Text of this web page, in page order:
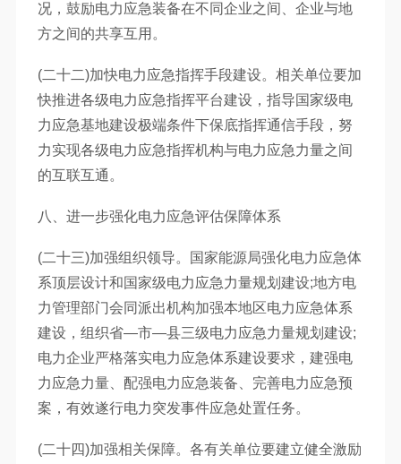
况，鼓励电力应急装备在不同企业之间、企业与地
方之间的共享互用。
(二十二)加快电力应急指挥手段建设。相关单位要加
快推进各级电力应急指挥平台建设，指导国家级电
力应急基地建设极端条件下保底指挥通信手段，努
力实现各级电力应急指挥机构与电力应急力量之间
的互联互通。
八、进一步强化电力应急评估保障体系
(二十三)加强组织领导。国家能源局强化电力应急体
系顶层设计和国家级电力应急力量规划建设;地方电
力管理部门会同派出机构加强本地区电力应急体系
建设，组织省—市—县三级电力应急力量规划建设;
电力企业严格落实电力应急体系建设要求，建强电
力应急力量、配强电力应急装备、完善电力应急预
案，有效遂行电力突发事件应急处置任务。
(二十四)加强相关保障。各有关单位要建立健全激励